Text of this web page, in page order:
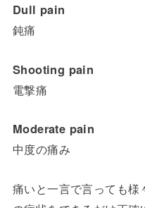
Dull pain
鈍痛
Shooting pain
電撃痛
Moderate pain
中度の痛み
痛いと一言で言っても